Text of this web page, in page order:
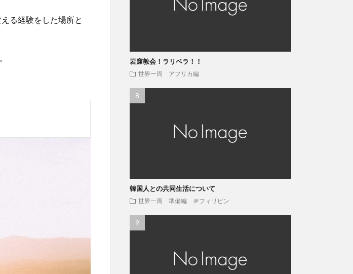
る経験をした場所と
岩窟教会！ラリベラ！！
世界一周 アフリカ編
韓国人との共同生活について
世界一周 準備編 ＠フィリピン